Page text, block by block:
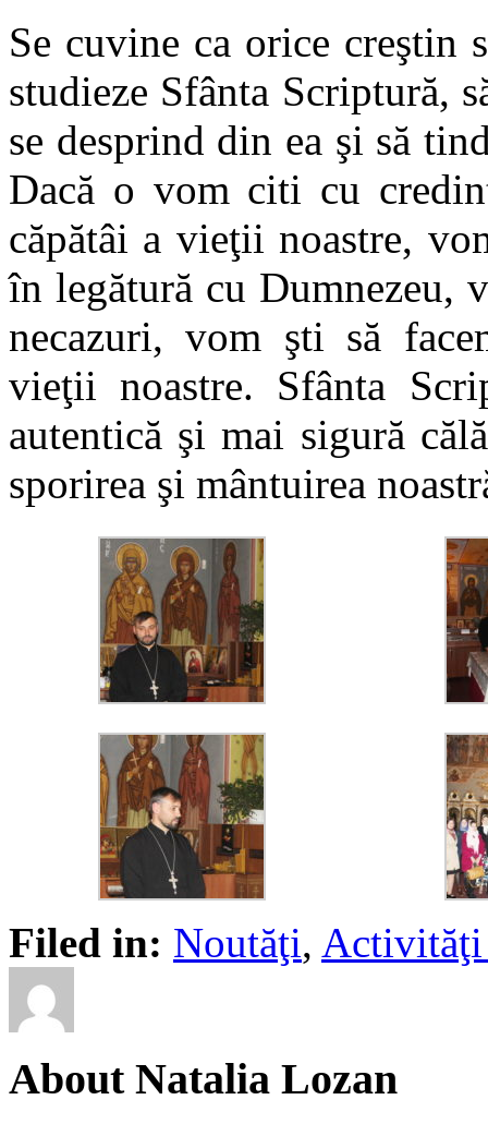
Se cuvine ca orice creştin
studieze Sfânta Scriptură,
se desprind din ea şi să
Dacă o vom citi cu
căpătâi a vieţii noastre,
în legătură cu Dumnezeu,
necazuri, vom şti să
vieţii noastre. Sfânta
autentică şi mai sigură
sporirea şi mântuirea
Filed in: Noutăţi, Activităţi
About Natalia Lozan